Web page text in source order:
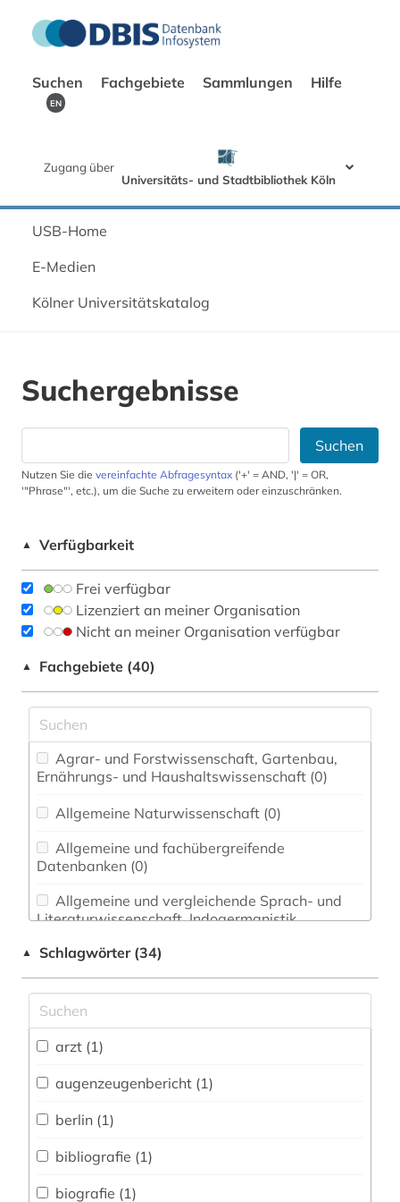
Suchen Fachgebiete Sammlungen Hilfe
EN
Zugang über
Universitäts- und Stadtbibliothek Köln
USB-Home
E-Medien
Kölner Universitätskatalog
Suchergebnisse
Suchen
Nutzen Sie die vereinfachte Abfragesyntax ('+' = AND, '|' = OR,
'"Phrase"', etc.), um die Suche zu erweitern oder einzuschränken.
▲ Verfügbarkeit
Frei verfügbar
Lizenziert an meiner Organisation
Nicht an meiner Organisation verfügbar
▲ Fachgebiete (40)
Ernährungs- und Haushaltswissenschaft (0)
Allgemeine Naturwissenschaft (0)
Datenbanken (0)
Literaturwissenschaft. Indogermanistik.
Anglistik. Amerikanistik (0)
▲ Schlagwörter (34)
arzt (1)
augenzeugenbericht (1)
berlin (1)
bibliografie (1)
biografie (1)